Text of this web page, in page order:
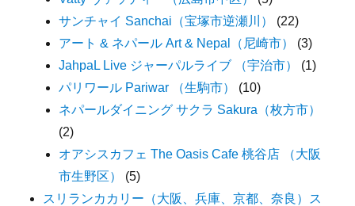
サンチャイ Sanchai（宝塚市逆瀬川）
(22)
アート & ネパール Art & Nepal（尼崎市）
(3)
JahpaL Live ジャーパルライブ （宇治市）
(1)
パリワール Pariwar （生駒市）
(10)
ネパールダイニング サクラ Sakura（枚方市）
(2)
オアシスカフェ The Oasis Cafe 桃谷店 （大阪
市生野区）
(5)
スリランカカリー（大阪、兵庫、京都、奈良）ス